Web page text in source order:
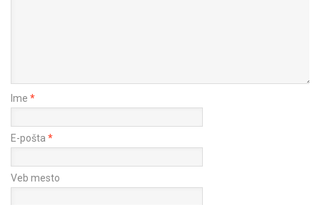
Ime *
E-pošta *
Veb mesto